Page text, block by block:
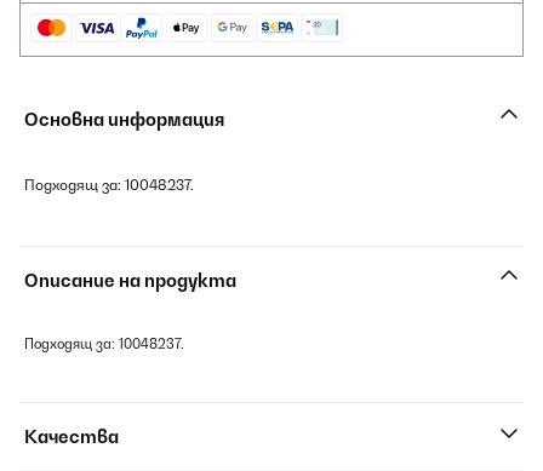
Основна информация
Подходящ за: 10048237.
Описание на продукта
Подходящ за: 10048237.
Качества